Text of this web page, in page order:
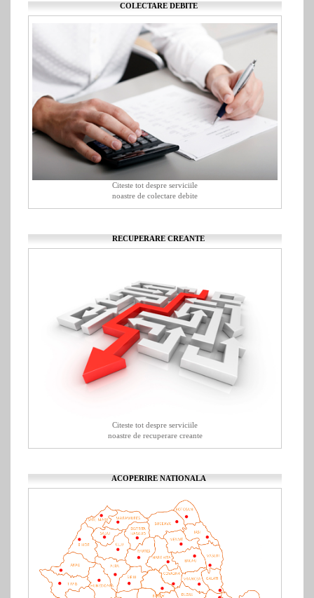
COLECTARE DEBITE
Citeste tot despre serviciile
noastre de colectare debite
RECUPERARE CREANTE
Citeste tot despre serviciile
noastre de recuperare creante
ACOPERIRE NATIONALA